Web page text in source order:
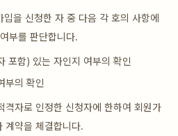
을 신청한 자 중 다음 각 호의 사항에
부를 판단합니다.
포함) 있는 자인지 여부의 확인
부의 확인
자로 인정한 신청자에 한하여 회원가
계약을 체결합니다.